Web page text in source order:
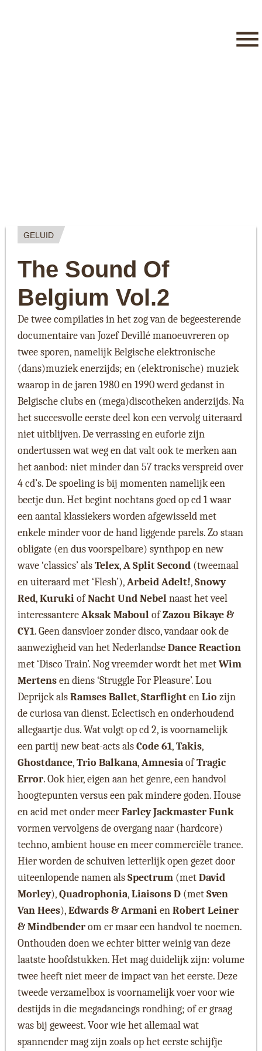
GELUID
The Sound Of
Belgium Vol.2
De twee compilaties in het zog van de begeesterende
documentaire van Jozef Devillé manoeuvreren op
twee sporen, namelijk Belgische elektronische
(dans)muziek enerzijds; en (elektronische) muziek
waarop in de jaren 1980 en 1990 werd gedanst in
Belgische clubs en (mega)discotheken anderzijds. Na
het succesvolle eerste deel kon een vervolg uiteraard
niet uitblijven. De verrassing en euforie zijn
ondertussen wat weg en dat valt ook te merken aan
het aanbod: niet minder dan 57 tracks verspreid over
4 cd’s. De spoeling is bij momenten namelijk een
beetje dun. Het begint nochtans goed op cd 1 waar
een aantal klassiekers worden afgewisseld met
enkele minder voor de hand liggende parels. Zo staan
obligate (en dus voorspelbare) synthpop en new
wave ‘classics’ alsTelex,A Split Second (tweemaal
en uiteraard met ‘Flesh’),Arbeid Adelt!,Snowy
Red,KurukiofNacht Und Nebelnaast het veel
interessantereAksak MaboulofZazou Bikaye &
CY1. Geen dansvloer zonder disco, vandaar ook de
aanwezigheid van het NederlandseDance Reaction
met ‘Disco Train’. Nog vreemder wordt het metWim
Mertensen diens ‘Struggle For Pleasure’. Lou
Deprijck alsRamses Ballet,StarflightenLio zijn
de curiosa van dienst. Eclectisch en onderhoudend
allegaartje dus. Wat volgt op cd 2, is voornamelijk
een partij new beat-acts alsCode 61,Takis,
Ghostdance,Trio Balkana,AmnesiaofTragic
Error. Ook hier, eigen aan het genre, een handvol
hoogtepunten versus een pak mindere goden. House
en acid met onder meerFarley Jackmaster Funk
vormen vervolgens de overgang naar (hardcore)
techno, ambient house en meer commerciële trance.
Hier worden de schuiven letterlijk open gezet door
uiteenlopende namen alsSpectrum (metDavid
Morley),Quadrophonia,Liaisons D (metSven
Van Hees),Edwards & ArmanienRobert Leiner
& Mindbenderom er maar een handvol te noemen.
Onthouden doen we echter bitter weinig van deze
laatste hoofdstukken. Het mag duidelijk zijn: volume
twee heeft niet meer de impact van het eerste. Deze
tweede verzamelbox is voornamelijk voer voor wie
destijds in die megadancings rondhing; of er graag
was bij geweest. Voor wie het allemaal wat
spannender mag zijn zoals op het eerste schijfje